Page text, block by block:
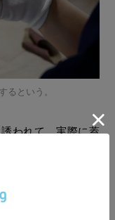
るという。
われて、実際に蓋
るときスッと入っ
ちいい。それは笑
ので、実はこの調